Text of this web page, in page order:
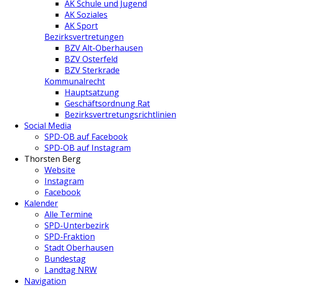
AK Schule und Jugend
AK Soziales
AK Sport
Bezirksvertretungen
BZV Alt-Oberhausen
BZV Osterfeld
BZV Sterkrade
Kommunalrecht
Hauptsatzung
Geschäftsordnung Rat
Bezirksvertretungs­richtlinien
Social Media
SPD-OB auf Facebook
SPD-OB auf Instagram
Thorsten Berg
Website
Instagram
Facebook
Kalender
Alle Termine
SPD-Unterbezirk
SPD-Fraktion
Stadt Oberhausen
Bundestag
Landtag NRW
Navigation